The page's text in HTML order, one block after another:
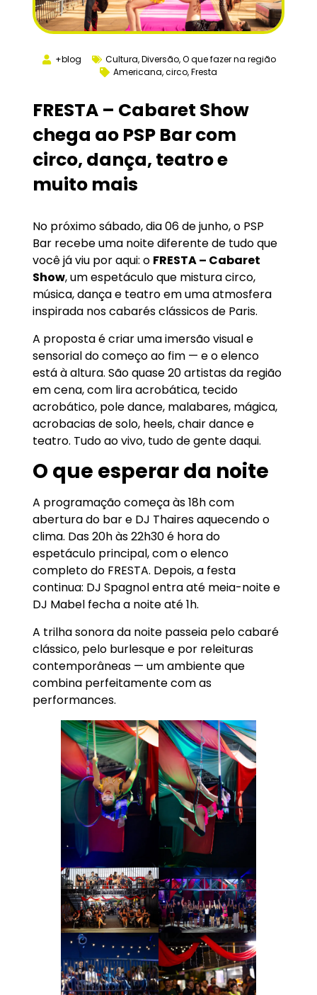
+blog Cultura,Diversão,O que fazer na região
Americana,circo,Fresta
FRESTA – Cabaret Show
chega ao PSP Bar com
circo, dança, teatro e
muito mais
No próximo sábado, dia 06 de junho, o PSP
Bar recebe uma noite diferente de tudo que
você já viu por aqui: o FRESTA – Cabaret
Show, um espetáculo que mistura circo,
música, dança e teatro em uma atmosfera
inspirada nos cabarés clássicos de Paris.
A proposta é criar uma imersão visual e
sensorial do começo ao fim — e o elenco
está à altura. São quase 20 artistas da região
em cena, com lira acrobática, tecido
acrobático, pole dance, malabares, mágica,
acrobacias de solo, heels, chair dance e
teatro. Tudo ao vivo, tudo de gente daqui.
O que esperar da noite
A programação começa às 18h com
abertura do bar e DJ Thaires aquecendo o
clima. Das 20h às 22h30 é hora do
espetáculo principal, com o elenco
completo do FRESTA. Depois, a festa
continua: DJ Spagnol entra até meia-noite e
DJ Mabel fecha a noite até 1h.
A trilha sonora da noite passeia pelo cabaré
clássico, pelo burlesque e por releituras
contemporâneas — um ambiente que
combina perfeitamente com as
performances.